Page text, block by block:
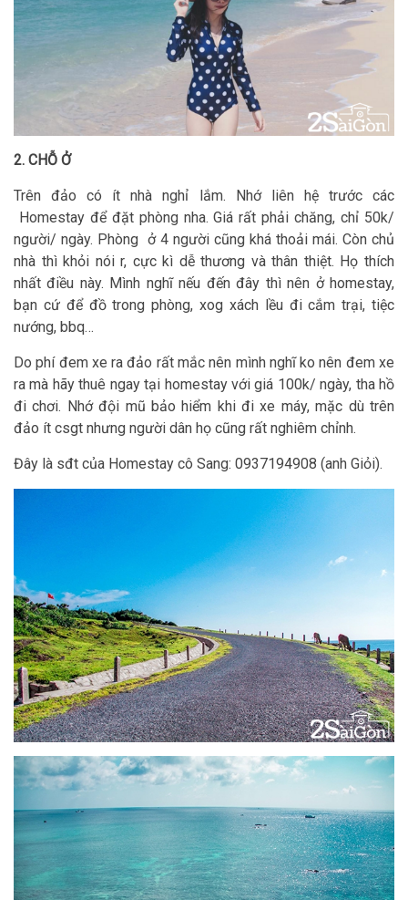
2. CHỖ Ở
Trên đảo có ít nhà nghỉ lắm. Nhớ liên hệ trước các
Homestay để đặt phòng nha. Giá rất phải chăng, chỉ 50k/
người/ ngày. Phòng ở 4 người cũng khá thoải mái. Còn chủ
nhà thì khỏi nói r, cực kì dễ thương và thân thiệt. Họ thích
nhất điều này. Mình nghĩ nếu đến đây thì nên ở homestay,
bạn cứ để đồ trong phòng, xog xách lều đi cắm trại, tiệc
nướng, bbq…
Do phí đem xe ra đảo rất mắc nên mình nghĩ ko nên đem xe
ra mà hãy thuê ngay tại homestay với giá 100k/ ngày, tha hồ
đi chơi. Nhớ đội mũ bảo hiểm khi đi xe máy, mặc dù trên
đảo ít csgt nhưng người dân họ cũng rất nghiêm chỉnh.
Đây là sđt của Homestay cô Sang: 0937194908 (anh Giỏi).